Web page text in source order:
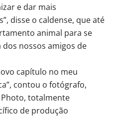
e dar mais
disse o caldense, que até
animal para se
nossos amigos de
capítulo no meu
contou o fotógrafo,
totalmente
de produção